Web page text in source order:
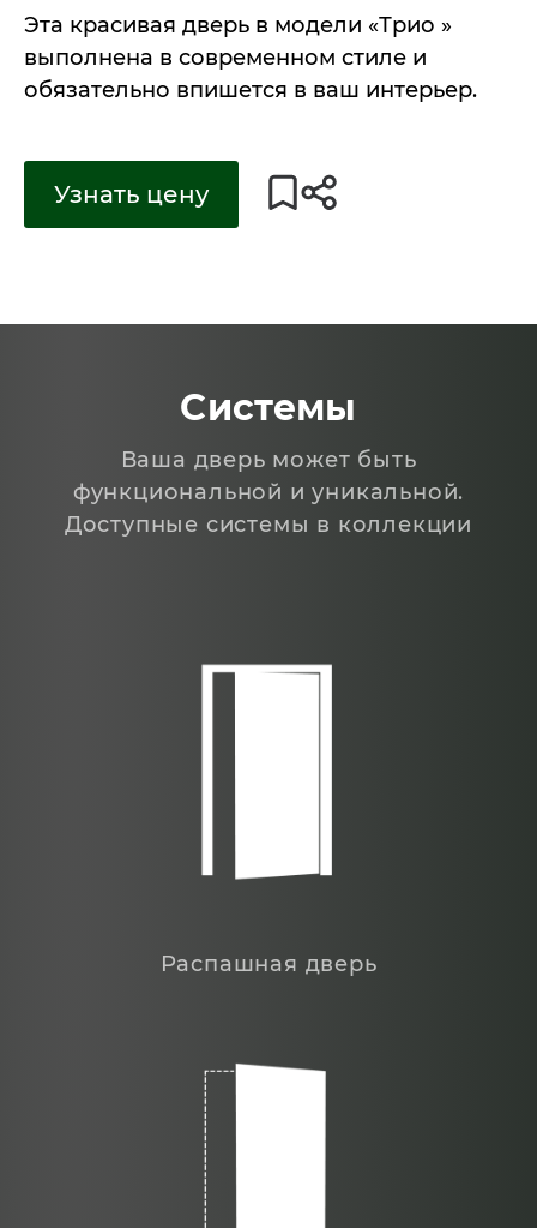
Эта красивая дверь в модели «Трио »
выполнена в современном стиле и
обязательно впишется в ваш интерьер.
Узнать цену
Системы
Ваша дверь может быть
функциональной и уникальной.
Доступные системы в коллекции
Распашная дверь